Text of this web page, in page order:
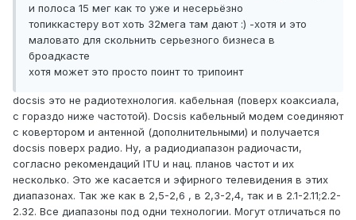
и полоса 15 мег как то уже и несерьёзно
топиккастеру вот хоть 32мега там дают :) -хотя и это
маловато для скольнить серьезного бизнеса в
броадкасте
хотя может это просто поинт то трипоинт
docsis это не радиотехнология. кабельная (поверх коаксиала,
с гораздо ниже частотой). Docsis кабельный модем соединяют
с ковертором и антенной (дополнительными) и получается
docsis поверх радио. Ну, а радиодиапазон радиочасти,
согласно рекомендаций ITU и нац. планов частот и их
несколько. Это же касается и эфирного телевидения в этих
диапазонах. Так же как в 2,5-2,6 , в 2,3-2,4, так и в 2.1-2.11;2.2-
2.32. Все диапазоны под одни технологии. Могут отличаться по